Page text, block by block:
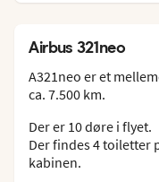
Airbus 321neo
A321neo er et
ca. 7.500 km.
Der er 10 døre i flyet.
Der findes 4 toiletter
kabinen.